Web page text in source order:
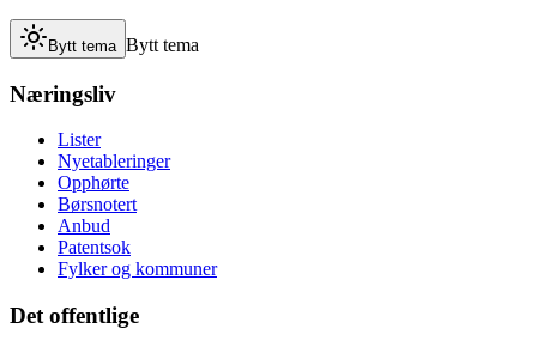
Bytt tema Bytt tema
Næringsliv
Lister
Nyetableringer
Opphørte
Børsnotert
Anbud
Patentsok
Fylker og kommuner
Det offentlige